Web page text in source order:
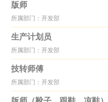
版师
所属部门：开发部
生产计划员
所属部门：开发部
技转师傅
所属部门：开发部